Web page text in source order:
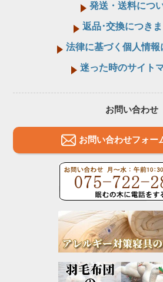
発送・送料につ
返品･交換につき
法律に基づく個人情報
迷った時のサイト
お問い合わせ
お問い合わせフォー